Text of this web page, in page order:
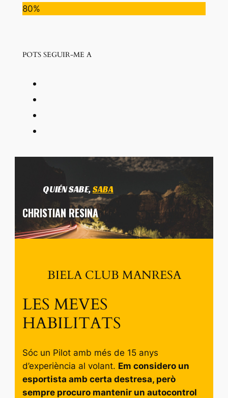
80%
POTS SEGUIR-ME A
QUIÉN SABE,SABA
CHRISTIAN RESINA
BIELA CLUB MANRESA
LES MEVES
HABILITATS
Sóc un Pilot amb més de 15 anys
d’experiència al volant. Em considero un
esportista amb certa destresa, però
sempre procuro mantenir un autocontrol